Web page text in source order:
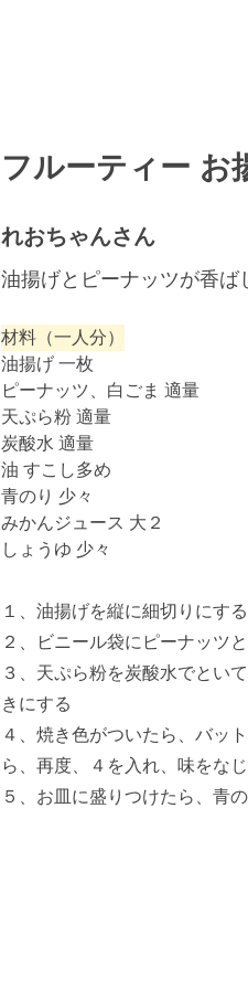
フルーティー お
れおちゃんさん
油揚げとピーナッツが香ば
材料（一人分）
油揚げ 一枚
ピーナッツ、白ごま 適量
天ぷら粉 適量
炭酸水 適量
油 すこし多め
青のり 少々
みかんジュース 大２
しょうゆ 少々
１、油揚げを縦に細切りにする
２、ビニール袋にピーナッツ
３、天ぷら粉を炭酸水でとい
きにする
４、焼き色がついたら、バッ
ら、再度、４を入れ、味をな
５、お皿に盛りつけたら、青